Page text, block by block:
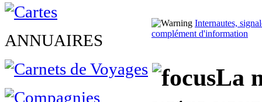
ANNUAIRES
Internautes,
complément d'information
La